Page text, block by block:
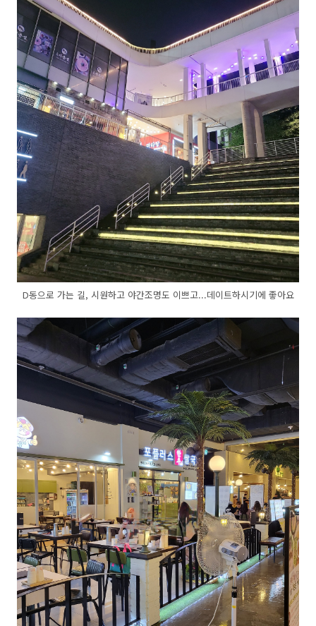
D동으로 가는 길, 시원하고 야간조명도 이쁘고...데이트하시기에 좋아요